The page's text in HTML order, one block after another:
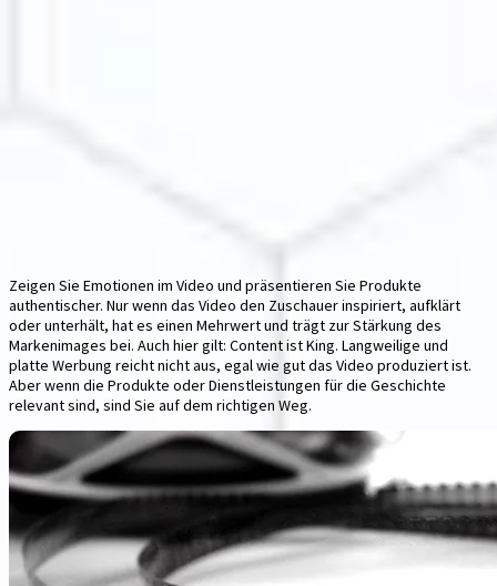
Zeigen Sie Emotionen im Video und präsentieren Sie Produkte
authentischer. Nur wenn das Video den Zuschauer inspiriert, aufklärt
oder unterhält, hat es einen Mehrwert und trägt zur Stärkung des
Markenimages bei. Auch hier gilt: Content ist King. Langweilige und
platte Werbung reicht nicht aus, egal wie gut das Video produziert ist.
Aber wenn die Produkte oder Dienstleistungen für die Geschichte
relevant sind, sind Sie auf dem richtigen Weg.